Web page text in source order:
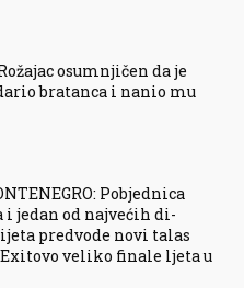
osumnjičen da je
bratanca i nanio mu
Pobjednica
i jedan od najvećih di-
predvode novi talas
veliko finale ljeta u